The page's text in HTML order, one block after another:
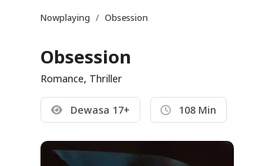
Nowplaying Obsession
Obsession
Romance, Thriller
Dewasa 17+ 108 Min